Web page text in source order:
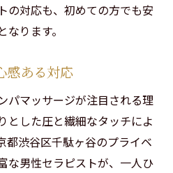
の対応も、初めての方でも安
ります。
感ある対応
パマッサージが注目される理
とした圧と繊細なタッチによ
都渋谷区千駄ヶ谷のプライベ
な男性セラピストが、一人ひ